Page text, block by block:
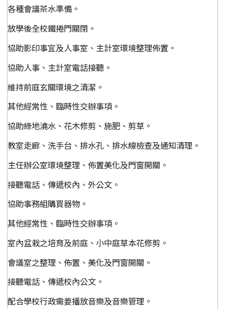
各種會議茶水準備。
放學後全校鐵捲門關閉。
協助影印事宜及人事室、主計室環境整理佈置。
協助人事、主計室電話接聽。
維持前庭玄關環境之清潔。
其他經常性、臨時性交辦事項。
協助綠地澆水、花木修剪、施肥、剪草。
教室走廊、洗手台、排水孔、排水線檢查及通知清理。
主任辦公室環境整理、佈置美化及門窗開關。
接聽電話、傳遞校內、外公文。
協助事務組購買器物。
其他經常性、臨時性交辦事項。
室內盆栽之培育及前庭、小中庭草本花修剪。
會議室之整理、佈置、美化及門窗開關。
接聽電話、傳遞校內公文。
配合學校行政需要播放音樂及音樂管理。